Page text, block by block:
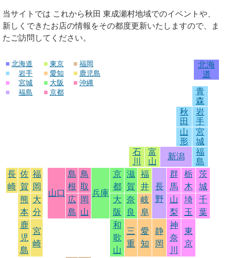
当サイトでは これから秋田 東成瀬村地域でのイベントや、
新しくできたお店の情報をその都度更新いたしますので、ま
たご訪問してください。
■ 北海道
■
岩手
■
宮城
■
福島
■ 東京
■ 愛知
■ 大阪
■ 京都
■ 福岡
■ 鹿児島
■ 沖縄
北海
道
青
森
秋
田
岩
手
山
形
宮
城
石
川
富
山
新潟
福
島
長
崎
佐
賀
福
岡
山口
島
根
鳥
取
兵庫
京
都
滋
賀
福
井
長
野
群
馬
栃
木
茨
城
熊
本
大
分
広
島
岡
山
大
阪
奈
良
岐
阜
山
梨
埼
玉
千
葉
鹿
児
島
宮
崎
和
歌
山
三
重
愛
知
静
岡
神
奈
川
東
京